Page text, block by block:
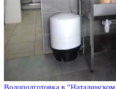
Водоподготовка в